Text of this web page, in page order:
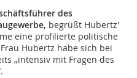
des
begrüßt Hubertz'
eine profilierte politische
Hubertz habe sich bei
„intensiv mit Fragen des